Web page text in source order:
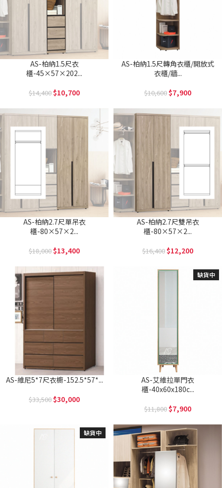
AS-柏納1.5尺衣
櫃-45×57×202...
14,400 10,700
AS-柏納1.5尺轉角衣櫃/開放式
衣櫃/牆...
10,600 7,900
AS-柏納2.7尺單吊衣
櫃-80×57×2...
18,000 13,400
AS-柏納2.7尺雙吊衣
櫃-80×57×2...
16,400 12,200
AS-維尼5*7尺衣櫥-152.5*57*...
33,500 30,000
缺貨中
AS-艾維拉單門衣
櫃-40x60x180c...
11,800 7,900
缺貨中